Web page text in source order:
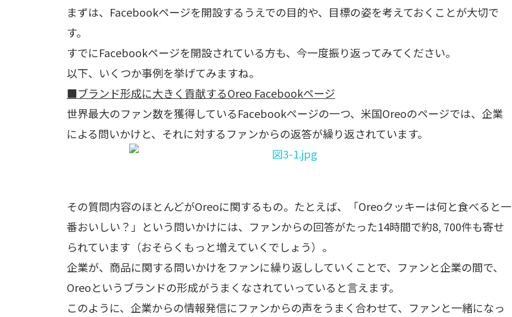
まずは、Facebookページを開設するうえでの目的や、目標の姿を考えておくことが大切で
す。
すでにFacebookページを開設されている方も、今一度振り返ってみてください。
以下、いくつか事例を挙げてみますね。
■ブランド形成に大きく貢献するOreo Facebookページ
世界最大のファン数を獲得しているFacebookページの一つ、米国Oreoのページでは、企業
による問いかけと、それに対するファンからの返答が繰り返されています。
その質問内容のほとんどがOreoに関するもの。たとえば、「Oreoクッキーは何と食べると一
番おいしい？」という問いかけには、ファンからの回答がたった14時間で約8, 700件も寄せ
られています（おそらくもっと増えていくでしょう）。
企業が、商品に関する問いかけをファンに繰り返ししていくことで、ファンと企業の間で、
Oreoというブランドの形成がうまくなされていっていると言えます。
このように、企業からの情報発信にファンからの声をうまく合わせて、ファンと一緒になっ